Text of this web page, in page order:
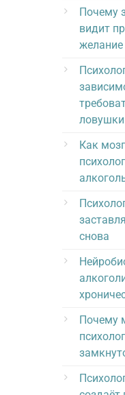
Почему
видит
желание
ловушки
Как
снова
Почему